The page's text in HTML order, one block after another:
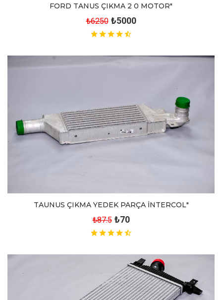
FORD TANUS ÇIKMA 2 0 MOTOR"
₺6250 ₺5000
TAUNUS ÇIKMA YEDEK PARÇA İNTERCOL"
₺87.5 ₺70